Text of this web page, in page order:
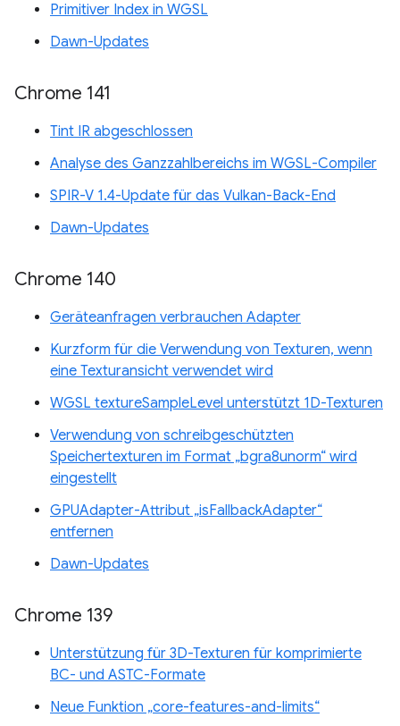
Primitiver Index in WGSL
Dawn-Updates
Chrome 141
Tint IR abgeschlossen
Analyse des Ganzzahlbereichs im WGSL-Compiler
SPIR-V 1.4-Update für das Vulkan-Back-End
Dawn-Updates
Chrome 140
Geräteanfragen verbrauchen Adapter
Kurzform für die Verwendung von Texturen, wenn
eine Texturansicht verwendet wird
WGSL textureSampleLevel unterstützt 1D-Texturen
Verwendung von schreibgeschützten
Speichertexturen im Format „bgra8unorm“ wird
eingestellt
GPUAdapter-Attribut „isFallbackAdapter“
entfernen
Dawn-Updates
Chrome 139
Unterstützung für 3D-Texturen für komprimierte
BC- und ASTC-Formate
Neue Funktion „core-features-and-limits“